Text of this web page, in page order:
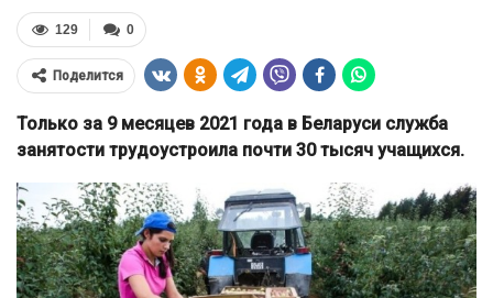
0
129
Поделится
Только за 9 месяцев 2021 года в Беларуси служба
занятости трудоустроила почти 30 тысяч учащихся.